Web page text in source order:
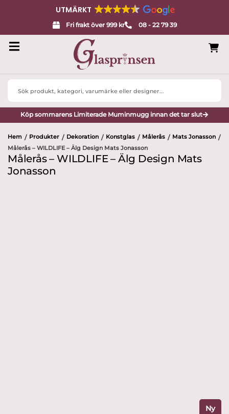
UTMÄRKT
Fri frakt över 999 kr 08 - 22 79 39
Search
Köp sommarens Limiterade Muminmugg innan det tar slut
Hem / Produkter / Dekoration / Konstglas / Målerås / Mats Jonasson /
Målerås – WILDLIFE – Älg Design Mats Jonasson
Målerås – WILDLIFE – Älg Design Mats
Jonasson
Ny